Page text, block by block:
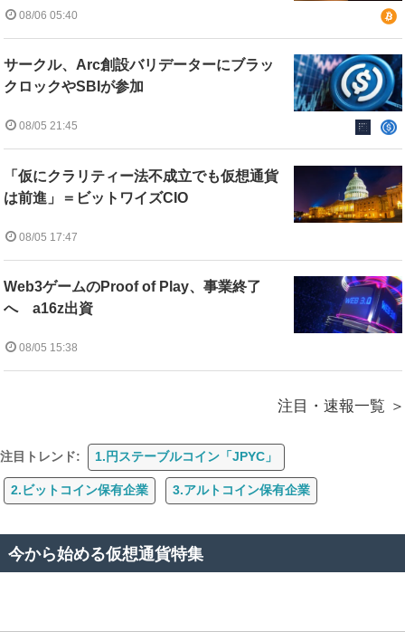
08/06 05:40
サークル、Arc創設バリデーターにブラッ
クロックやSBIが参加
08/05 21:45
「仮にクラリティー法不成立でも仮想通貨
は前進」＝ビットワイズCIO
08/05 17:47
Web3ゲームのProof of Play、事業終了
へ a16z出資
08/05 15:38
注目・速報一覧
注目トレンド: 1.円ステーブルコイン「JPYC」
2.ビットコイン保有企業 3.アルトコイン保有企業
今から始める仮想通貨特集